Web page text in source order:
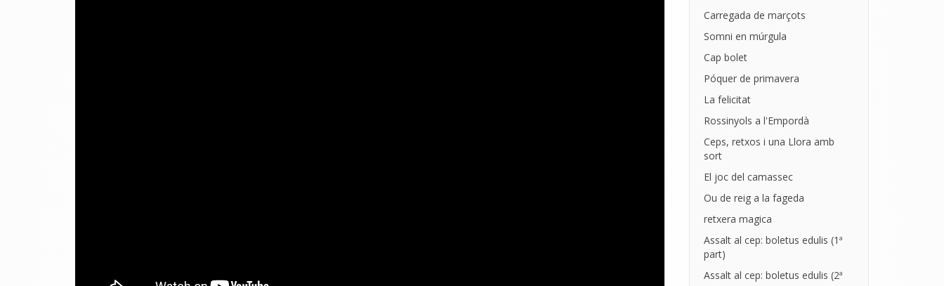
Carregada de marçots
Somni en múrgula
Cap bolet
Póquer de primavera
La felicitat
Rossinyols a l'Empordà
Ceps, retxos i una Llora amb
sort
El joc del camassec
Ou de reig a la fageda
retxera magica
Assalt al cep: boletus edulis (1ª
part)
Assalt al cep: boletus edulis (2ª